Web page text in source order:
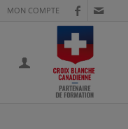
MON COMPTE